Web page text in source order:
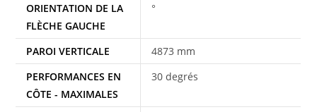
ORIENTATION DE LA
FLÈCHE GAUCHE
°
PAROI VERTICALE
4873 mm
PERFORMANCES EN
CÔTE - MAXIMALES
30 degrés